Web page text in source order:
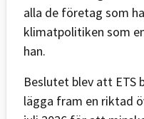
alla de företag som
klimatpolitiken som
han.
Beslutet blev att ETS
lägga fram en riktad